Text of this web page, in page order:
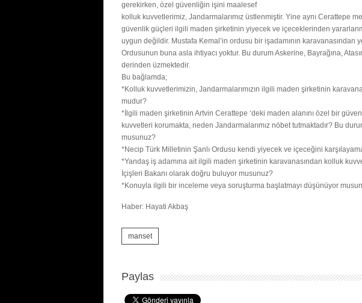
gerekirken, özel güvenliğin işini maalesef
kolluk kuvvetlerimiz, Jandarmalarımız üstlenmiştir. Yine aynı Cerattepe
güvenlik güçleri ilgili maden şirketinin yiyecek ve içeceklerinden
uygun değildir. Mustafa Kemal’in ordusu bir işadamının karavanasından
Ordusunun buna asla ihtiyacı yoktur. Bu durum Askerine, Bayrağına,
derinden üzmektedir.
Bu bağlamda;
*Kolluk kuvvetlerimizin, Jandarmalarımızın ilgili maden şirketinin
mudur?
*İlgili maden şirketinin Artvin Cerattepe ‘deki maden alanını özel bir
kuvvetleri korumakta, neden Jandarmalarımız nöbet tutmaktadır? Bu
musunuz?
*Necip Türk Milletinin Şanlı Ordusu kendi yiyecek ve içeceğini
*Yandaş iş adamına ait ilgili maden şirketinin karavanasından kolluk
İçişleri Bakanı olarak doğru buluyor musunuz?
*Konuyla ilgili bir inceleme veya soruşturma başlatmayı düşünüyor
Haber: Hayati Akbaş
manset
Paylas